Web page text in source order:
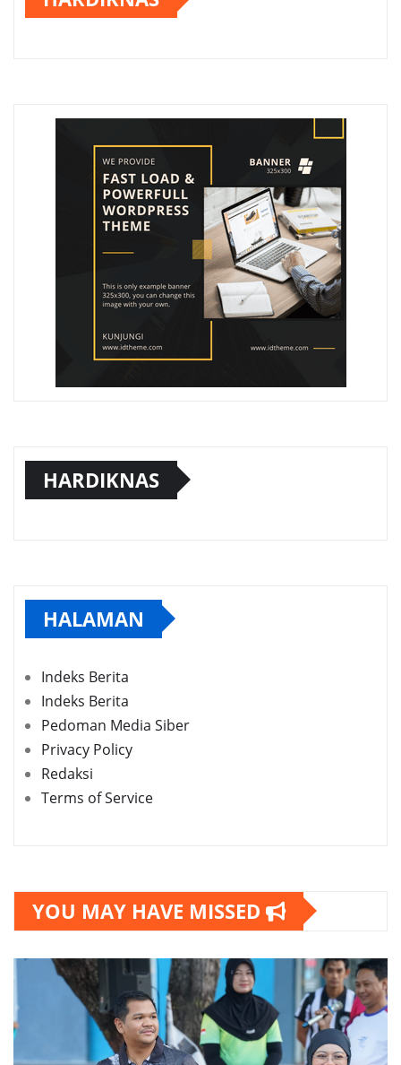
HARDIKNAS
HALAMAN
Indeks Berita
Indeks Berita
Pedoman Media Siber
Privacy Policy
Redaksi
Terms of Service
YOU MAY HAVE MISSED